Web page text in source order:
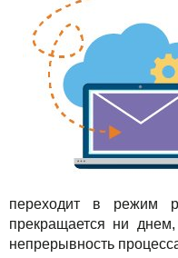
переходит в режим
прекращается ни
непрерывность